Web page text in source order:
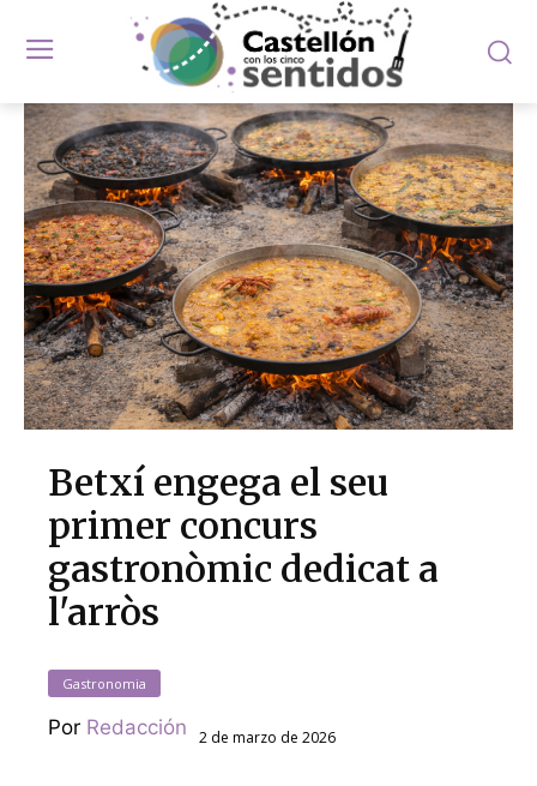
Betxí engega el seu
primer concurs
gastronòmic dedicat a
l'arròs
Gastronomia
Por Redacción 2 de marzo de 2026